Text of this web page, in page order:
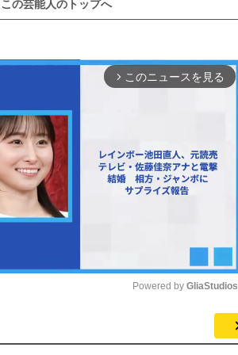
この芸能人のトップへ
arrow_forward_ios このニュースを見る
Powered by GliaStudios